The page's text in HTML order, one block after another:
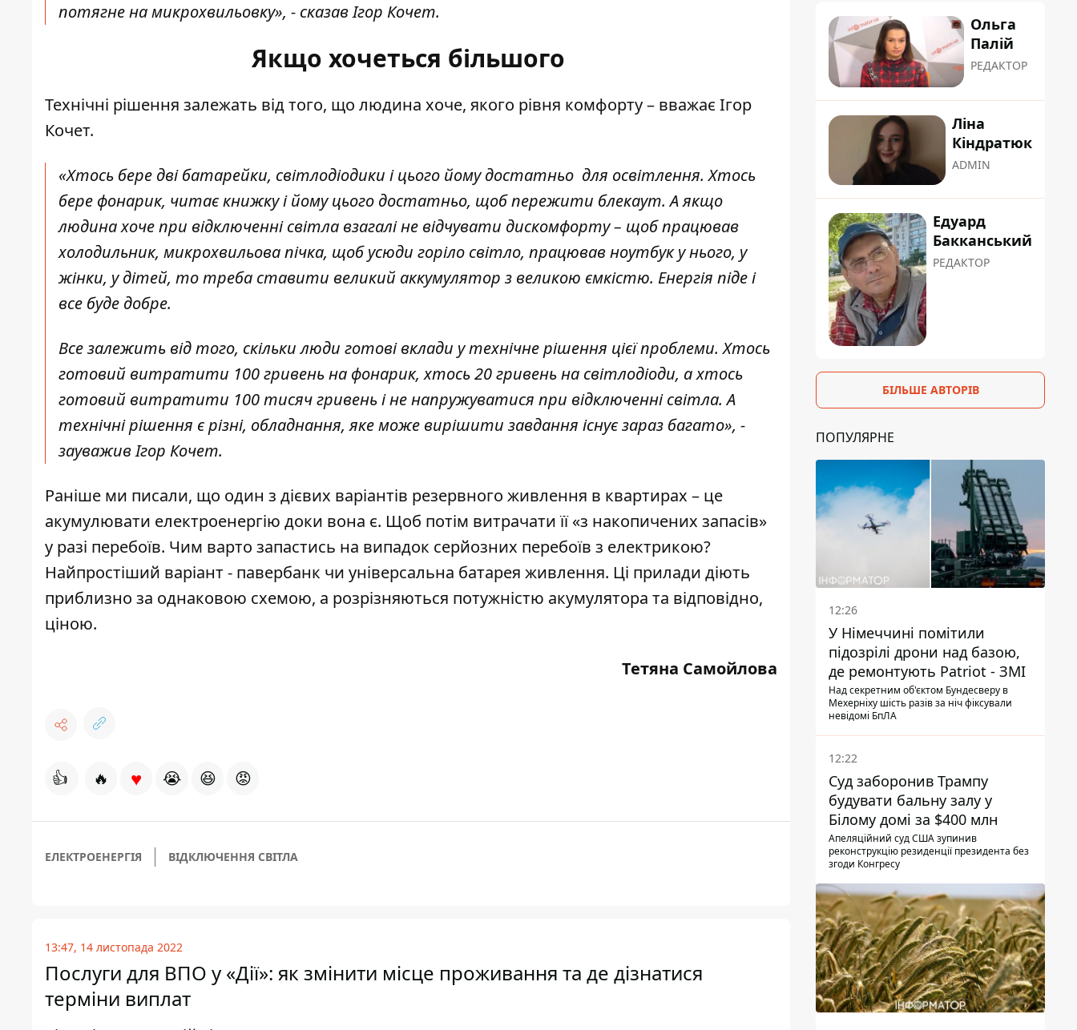
потягне на микрохвильовку», - сказав Ігор Кочет.
Якщо хочеться більшого
Технічні рішення залежать від того, що людина хоче, якого рівня комфорту – вважає Ігор
Кочет.
«Хтось бере дві батарейки, світлодіодики і цього йому достатньо для освітлення. Хтось
бере фонарик, читає книжку і йому цього достатньо, щоб пережити блекаут. А якщо
людина хоче при відключенні світла взагалі не відчувати дискомфорту – щоб працював
холодильник, микрохвильова пічка, щоб усюди горіло світло, працював ноутбук у нього, у
жінки, у дітей, то треба ставити великий аккумулятор з великою ємкістю. Енергія піде і
все буде добре.
Все залежить від того, скільки люди готові вклади у технічне рішення цієї проблеми. Хтось
готовий витратити 100 гривень на фонарик, хтось 20 гривень на світлодіоди, а хтось
готовий витратити 100 тисяч гривень і не напружуватися при відключенні світла. А
технічні рішення є різні, обладнання, яке може вирішити завдання існує зараз багато», -
зауважив Ігор Кочет.
Раніше ми писали, що один з дієвих варіантів резервного живлення в квартирах – це
акумулювати електроенергію доки вона є. Щоб потім витрачати її «з накопичених запасів»
у разі перебоїв. Чим варто запастись на випадок серйозних перебоїв з електрикою?
Найпростіший варіант - павербанк чи універсальна батарея живлення. Ці прилади діють
приблизно за однаковою схемою, а розрізняються потужністю акумулятора та відповідно,
ціною.
Тетяна Самойлова
👍 🔥 ♥ 😭 😆 😡
ЕЛЕКТРОЕНЕРГІЯ ВІДКЛЮЧЕННЯ СВІТЛА
13:47, 14 листопада 2022
Послуги для ВПО у «Дії»: як змінити місце проживання та де дізнатися
терміни виплат
Ольга
Палій
РЕДАКТОР
Ліна
Кіндратюк
ADMIN
Едуард
Бакканський
РЕДАКТОР
БІЛЬШЕ АВТОРІВ
ПОПУЛЯРНЕ
12:26
У Німеччині помітили
підозрілі дрони над базою,
де ремонтують Patriot - ЗМІ
Над секретним об'єктом Бундесверу в
Мехерніху шість разів за ніч фіксували
невідомі БпЛА
12:22
Суд заборонив Трампу
будувати бальну залу у
Білому домі за $400 млн
Апеляційний суд США зупинив
реконструкцію резиденції президента без
згоди Конгресу